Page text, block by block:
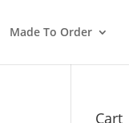
Made To Order
Cart